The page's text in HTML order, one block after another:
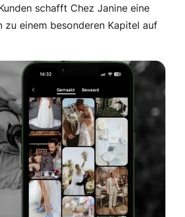
schafft Chez Janine eine
einem besonderen Kapitel auf